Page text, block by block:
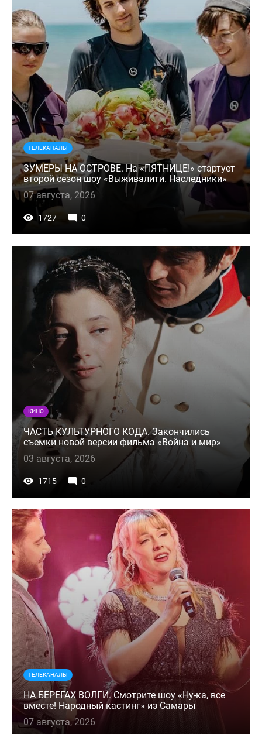
ТЕЛЕКАНАЛЫ
ЗУМЕРЫ НА ОСТРОВЕ. На «ПЯТНИЦЕ!» стартует
второй сезон шоу «Выживалити. Наследники»
07 августа, 2026
1727 0
КИНО
ЧАСТЬ КУЛЬТУРНОГО КОДА. Закончились
съемки новой версии фильма «Война и мир»
03 августа, 2026
1715 0
ТЕЛЕКАНАЛЫ
НА БЕРЕГАХ ВОЛГИ. Смотрите шоу «Ну-ка, все
вместе! Народный кастинг» из Самары
07 августа, 2026